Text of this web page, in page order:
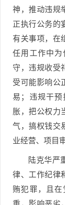
神，推动违规
正执行公务的
有关事项，在
任用工作中
守，违规收受
受可能影响公
易；违规干
胀，把公权力
气，搞权钱交
业经营、项目
陆克华严
律、工作纪律
贿犯罪，且